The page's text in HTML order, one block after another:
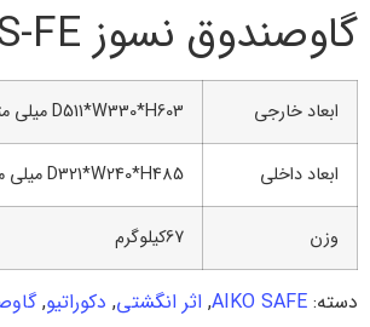
گاوصندوق نسوز ONS-FE آیکو
ابعاد خارجی D511*W330*H603 میلی متر
ابعاد داخلی D321*W240*H485 میلی متر
وزن 67کیلوگرم
دسته: AIKO SAFE
, اثر انگشتی, دکوراتیو,